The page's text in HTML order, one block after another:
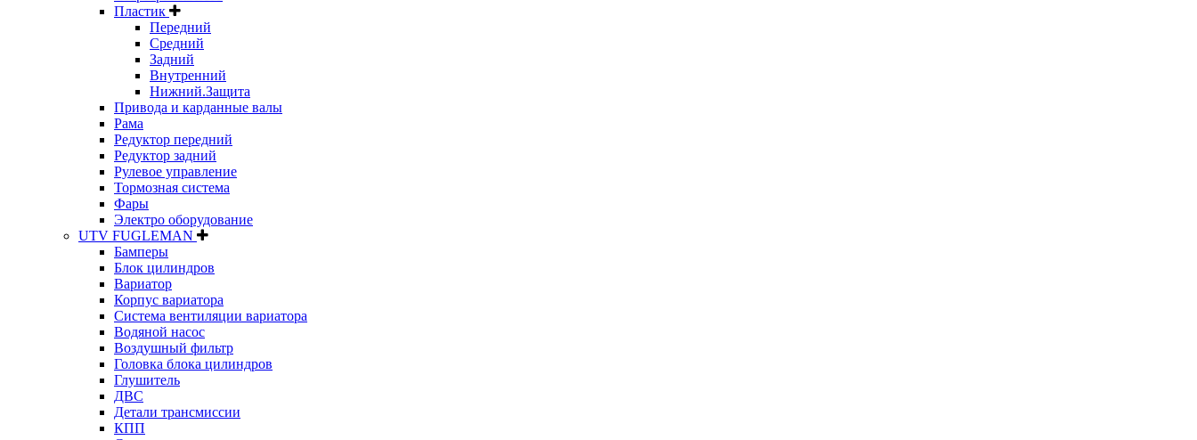
Пластик
Передний
Средний
Задний
Внутренний
Нижний.Защита
Привода и карданные валы
Рама
Редуктор передний
Редуктор задний
Рулевое управление
Тормозная система
Фары
Электро оборудование
UTV FUGLEMAN
Бамперы
Блок цилиндров
Вариатор
Корпус вариатора
Система вентиляции вариатора
Водяной насос
Воздушный фильтр
Головка блока цилиндров
Глушитель
ДВС
Детали трансмиссии
КПП